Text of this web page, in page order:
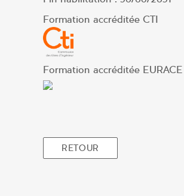
Formation accréditée CTI
Formation accréditée EURACE
RETOUR